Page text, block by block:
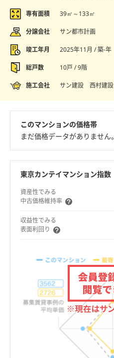
専有面積 39㎡～133㎡
分譲会社 サン都市計画
竣工年月 2025年11月 / 築-年
総戸数 10戸 / 9階
施工会社 サン建設 西村建設
このマンションの価格帯
まだ価格データがありません。
東京カンテイマンション指数
資産性でみる
中古価格維持率
収益性でみる
表面利回り